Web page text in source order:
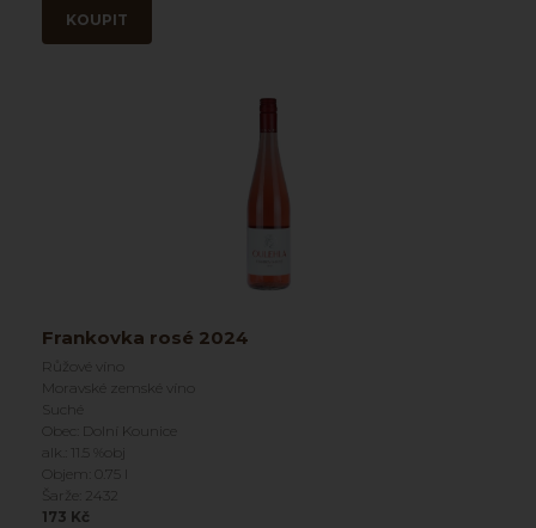
KOUPIT
Frankovka rosé 2024
Růžové víno
Moravské zemské víno
Suché
Obec: Dolní Kounice
alk.: 11.5 %obj
Objem: 0.75 l
Šarže: 2432
173 Kč